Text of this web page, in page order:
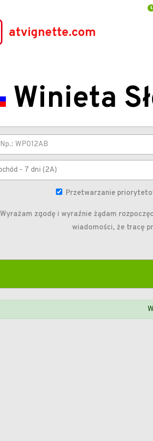
atvignette.com
Winieta
Przetwarzanie
Wyrażam zgodę i wyraźnie żądam
wiadomości, że tracę